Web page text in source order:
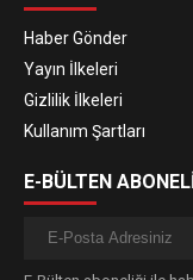
Haber Gönder
Yayın İlkeleri
Gizlilik İlkeleri
Kullanım Şartları
E-BÜLTEN